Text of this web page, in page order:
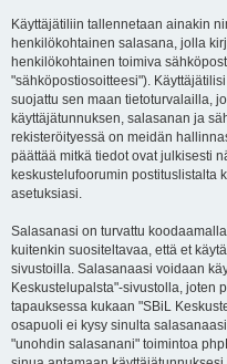
Käyttäjätiliin tallennetaan ainakin
henkilökohtainen salasana, jolla
henkilökohtainen toimiva
"sähköpostiosoitteesi").
suojattu sen maan tietoturvalailla,
käyttäjätunnuksen, salasanan ja
rekisteröityessä on meidän
päättää mitkä tiedot ovat julkisesti
keskustelufoorumin postituslistalta
asetuksiasi.
Salasanasi on turvattu
kuitenkin suositeltavaa, että et
sivustoilla. Salasanaasi voidaan
Keskustelupalsta"-sivustolla, joten
tapauksessa kukaan "SBiL
osapuoli ei kysy sinulta
"unohdin salasanani" toimintoa